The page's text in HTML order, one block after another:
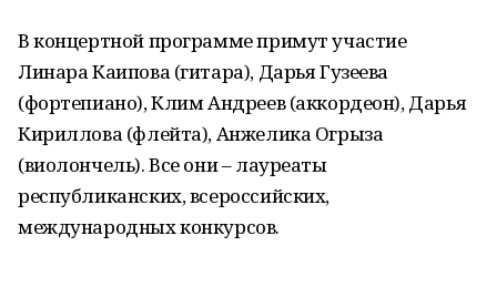
В концертной программе примут участие
Линара Каипова (гитара), Дарья Гузеева
(фортепиано), Клим Андреев (аккордеон), Дарья
Кириллова (флейта), Анжелика Огрыза
(виолончель). Все они – лауреаты
республиканских, всероссийских,
международных конкурсов.